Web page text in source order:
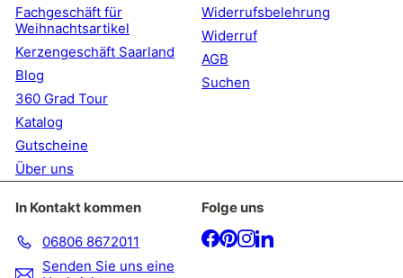
Fachgeschäft für
Weihnachtsartikel
Kerzengeschäft Saarland
Blog
360 Grad Tour
Katalog
Gutscheine
Über uns
Widerrufsbelehrung
Widerruf
AGB
Suchen
In Kontakt kommen
06806 8672011
Senden Sie uns eine
Folge uns
Facebook
Pinterest
Instagram
LinkedIn